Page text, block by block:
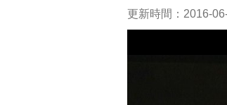
更新時間：2016-